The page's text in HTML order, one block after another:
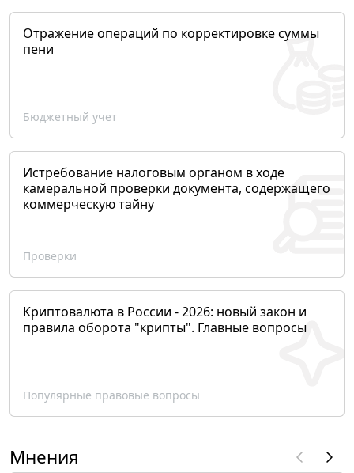
Отражение операций по корректировке суммы
пени
Бюджетный учет
Истребование налоговым органом в ходе
камеральной проверки документа, содержащего
коммерческую тайну
Проверки
Криптовалюта в России - 2026: новый закон и
правила оборота "крипты". Главные вопросы
Популярные правовые вопросы
Мнения